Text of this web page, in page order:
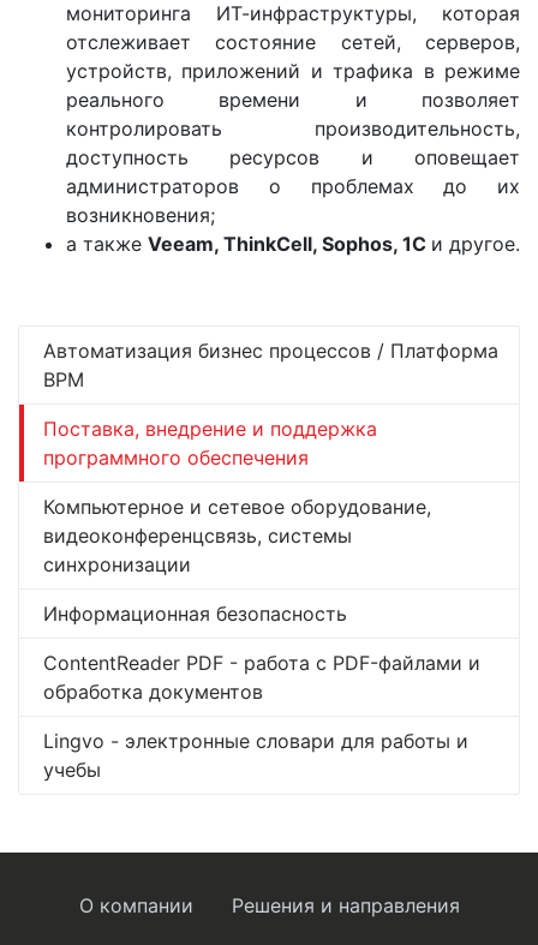
мониторинга ИТ-инфраструктуры, которая
отслеживает состояние сетей, серверов,
устройств, приложений и трафика в режиме
реального времени и позволяет
контролировать производительность,
доступность ресурсов и оповещает
администраторов о проблемах до их
возникновения;
а также Veeam, ThinkCell, Sophos, 1С и другое.
Автоматизация бизнес процессов / Платформа
BPM
Поставка, внедрение и поддержка
программного обеспечения
Компьютерное и сетевое оборудование,
видеоконференцсвязь, системы
синхронизации
Информационная безопасность
ContentReader PDF - работа с PDF-файлами и
обработка документов
Lingvo - электронные словари для работы и
учебы
О компании
Решения и направления